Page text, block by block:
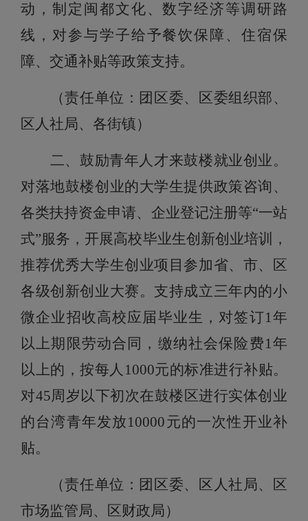
动，制定闽都文化、数字经济等调研路
线，对参与学子给予餐饮保障、住宿保
障、交通补贴等政策支持。
（责任单位：团区委、区委组织部、
区人社局、各街镇）
二、鼓励青年人才来鼓楼就业创业。
对落地鼓楼创业的大学生提供政策咨询、
各类扶持资金申请、企业登记注册等“一站
式”服务，开展高校毕业生创新创业培训，
推荐优秀大学生创业项目参加省、市、区
各级创新创业大赛。支持成立三年内的小
微企业招收高校应届毕业生，对签订1年
以上期限劳动合同，缴纳社会保险费1年
以上的，按每人1000元的标准进行补贴。
对45周岁以下初次在鼓楼区进行实体创业
的台湾青年发放10000元的一次性开业补
贴。
（责任单位：团区委、区人社局、区
市场监管局、区财政局）